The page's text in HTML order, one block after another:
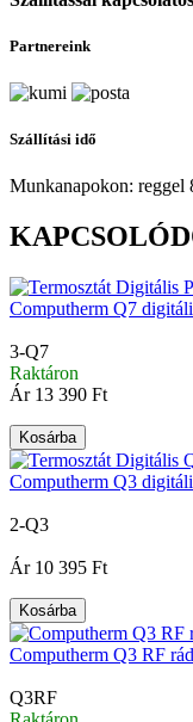
Partnereink
Szállítási idő
Munkanapokon: reggel
Computherm Q7
3-Q7
Raktáron
Ár 13 390 Ft
Kosárba
Computherm Q3
2-Q3
Ár 10 395 Ft
Kosárba
Computherm Q3 RF
Q3RF